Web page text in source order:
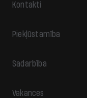
Kontakti
Piekļūstamība
Sadarbība
Vakances